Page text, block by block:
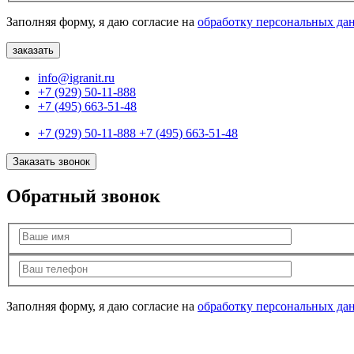
Заполняя форму, я даю согласие на обработку персональных
info@igranit.ru
+7 (929) 50-11-888
+7 (495) 663-51-48
+7 (929) 50-11-888 +7 (495) 663-51-48
Заказать звонок
Обратный звонок
Заполняя форму, я даю согласие на обработку персональных